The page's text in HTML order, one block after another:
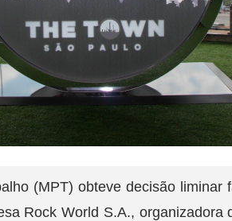
(MPT) obteve decisão liminar
Rock World S.A., organizadora